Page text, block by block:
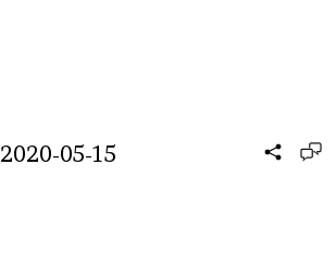
2020-05-15